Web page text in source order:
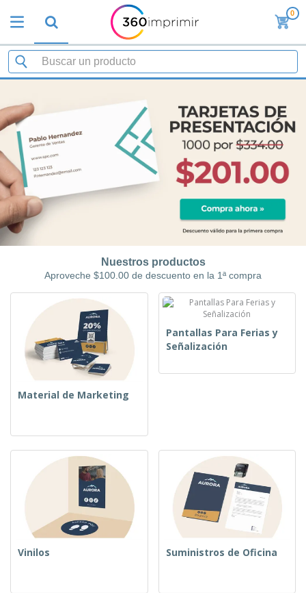
0
Nuestros productos
Aproveche $100.00 de descuento en la 1ª compra
Material de Marketing
Pantallas Para Ferias y
Señalización
Vinilos Suministros de Oficina